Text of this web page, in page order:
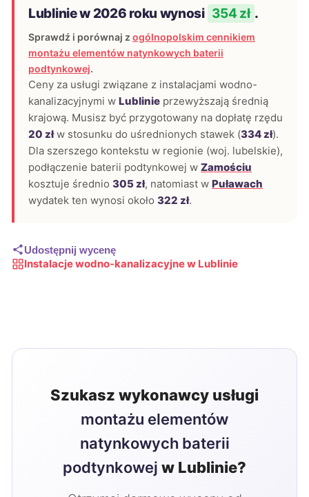
Lublinie w 2026 roku wynosi 354 zł .
Sprawdź i porównaj z ogólnopolskim cennikiem
montażu elementów natynkowych baterii
podtynkowej.
Ceny za usługi związane z instalacjami wodno-
kanalizacyjnymi w Lublinie przewyższają średnią
krajową. Musisz być przygotowany na dopłatę rzędu
20 złw stosunku do uśrednionych stawek (334 zł).
Dla szerszego kontekstu w regionie (woj. lubelskie),
podłączenie baterii podtynkowej w Zamościu
kosztuje średnio 305 zł, natomiast w Puławach
wydatek ten wynosi około 322 zł.
Udostępnij wycenę
Instalacje wodno-kanalizacyjne w Lublinie
Szukasz wykonawcy usługi
montażu elementów
natynkowych baterii
podtynkowej w Lublinie?